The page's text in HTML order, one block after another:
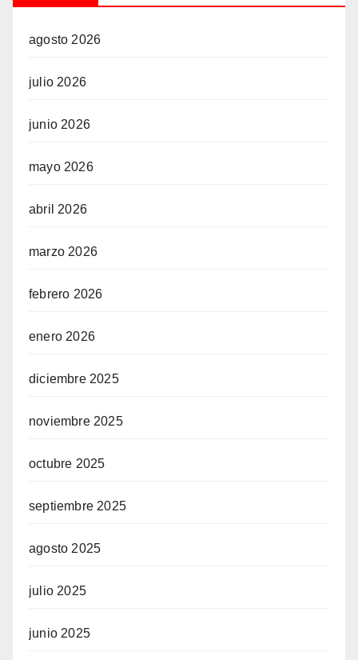
agosto 2026
julio 2026
junio 2026
mayo 2026
abril 2026
marzo 2026
febrero 2026
enero 2026
diciembre 2025
noviembre 2025
octubre 2025
septiembre 2025
agosto 2025
julio 2025
junio 2025